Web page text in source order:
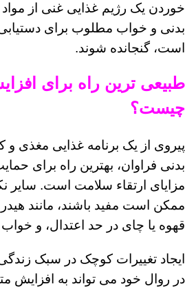
خوردن یک رژیم غذایی غنی از
بدنی و خواب مطلوب برای
است، گنجانده شوند.
طبیعی ترین راه برای
چیست؟
پیروی از یک برنامه غذایی مغذی و
بدنی فراوان، بهترین راه برای
مزایای ارتقاء سلامت است. سایر
ممکن است مفید باشند، مانند
قهوه یا چای در حد اعتدال، و
ایجاد تغییرات کوچک در سبک
در روال خود می تواند به افزایش